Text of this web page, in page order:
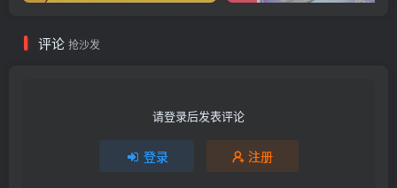
评论 抢沙发
请登录后发表评论
登录 注册